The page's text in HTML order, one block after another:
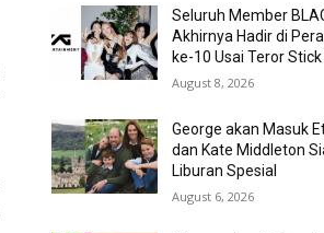
Seluruh Member
Akhirnya Hadir di
ke-10 Usai Teror
August 8, 2026
George akan Masuk
dan Kate Middleton
Liburan Spesial
August 6, 2026